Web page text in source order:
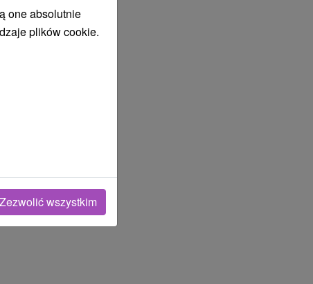
one absolutnie
plików cookie.
Zezwolić wszystkim